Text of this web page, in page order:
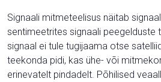
Signaali mitmeteelisus näitab
sentimeetrites signaali peegelduste
signaal ei tule tugijaama otse
teekonda pidi, kas ühe- või
erinevatelt pindadelt. Põhilised